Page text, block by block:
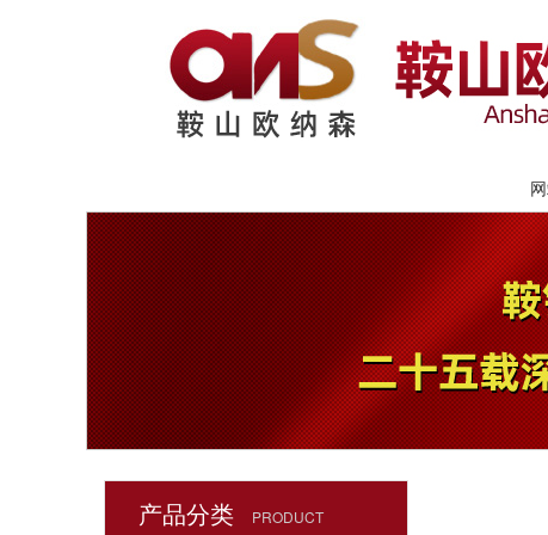
产品分类 PRODUCT